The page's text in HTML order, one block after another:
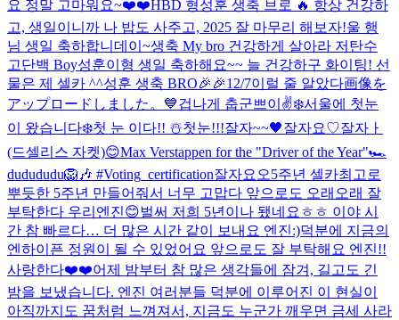
요 정말 고마워요~❤️❤️HBD 형성훈 생축 브로 🔥 항상 건강하
고, 생일이니까 나 밥도 사주고, 2025 잘 마무리 해보자!울 행
님 생일 축하합니데이~생축 My bro 건강하게 살아라 저탄수
고단백 Boy성훈이형 생일 축하해요~~ 늘 건강하구 화이팅! 선
물은 제 셀카 ^^성훈 생축 BRO🎉🎉12/7이럴 줄 알았다画像を
アップロードしました。 💙겁나게 춥군쁘이✌️❄️서울에 첫눈
이 왔습니다❄️첫 눈 이다!! ☃️첫눈!!!잘자~~🖤잘자요♡잘자ㅏ
(드셀리스 자켓)😊Max Verstappen for the "Driver of the Year"🏎
dudududu🦁🎶 #Voting_certification잘자요오5주년 셀카최고로
뿌듯한 5주년 만들어줘서 너무 고맙다 앞으로도 오래오래 잘
부탁한다 우리엔진😊벌써 저희 5년이나 됐네요ㅎㅎ 이야 시
간 참 빠르다… 더 많은 시간 같이 보내요 엔진:)덕분에 지금의
엔하이픈 정원이 될 수 있었어요 앞으로도 잘 부탁해요 엔진!!
사랑한다❤️❤️어제 밤부터 참 많은 생각들에 잠겨, 길고도 긴
밤을 보냈습니다. 엔진 여러분들 덕분에 이루어진 이 현실이
아직까지도 꿈처럼 느껴져서, 지금도 누군가 깨우면 금세 사라